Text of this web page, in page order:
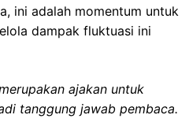
ini adalah momentum untuk
dampak fluktuasi ini
ajakan untuk
tanggung jawab pembaca.